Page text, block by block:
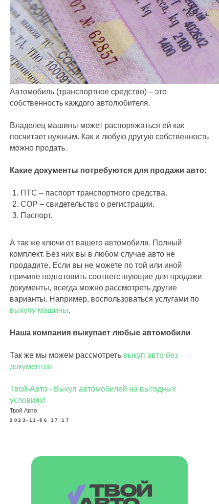
Автомобиль (транспортное средство) – это
собственность каждого автолюбителя.
Владелец машины может распоряжаться ей как
посчитает нужным. Как и любую другую собственность
можно продать.
Какие документы потребуются для продажи авто:
ПТС – паспорт транспортного средства.
СОР – свидетельство о регистрации.
Паспорт.
А так же ключи от вашего автомобиля. Полный
комплект. Без них вы в любом случае авто не
продадите. Если вы не можете по той или иной
причине подготовить соответствующие для продажи
документы, всегда можно рассмотреть другие
варианты. Например, воспользоваться услугами по
выкупу машины.
Наша компания выкупает любые автомобили
Так же мы можем рассмотреть выкуп авто без
документов
Твой-Авто - Выкуп автомобилей на выгодных
условиях!
Твой Авто
2023-11-06 17:17